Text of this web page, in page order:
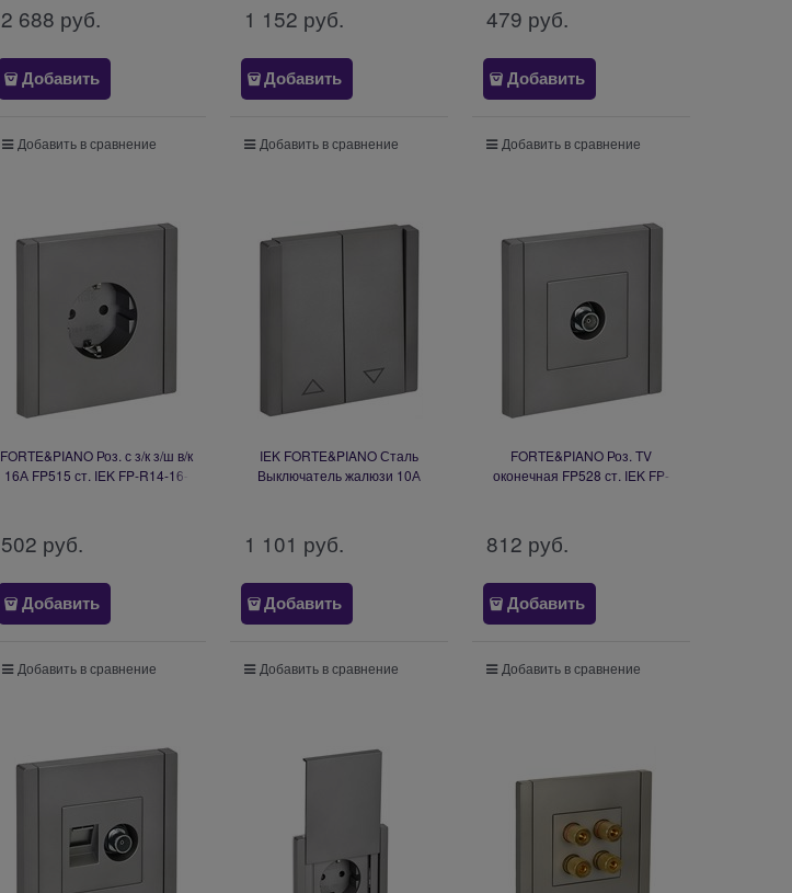
2 688 руб.
Добавить
Добавить в сравнение
1 152 руб.
Добавить
Добавить в сравнение
479 руб.
Добавить
Добавить в сравнение
FORTE&PIANO Роз. с з/к з/ш в/к
16А FP515 ст. IEK FP-R14-16-
502 руб.
Добавить
Добавить в сравнение
IEK FORTE&PIANO Сталь
Выключатель жалюзи 10А
1 101 руб.
Добавить
Добавить в сравнение
FORTE&PIANO Роз. TV
оконечная FP528 ст. IEK FP-
812 руб.
Добавить
Добавить в сравнение